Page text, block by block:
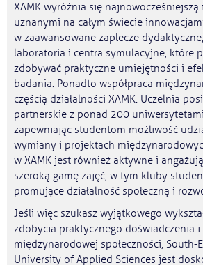
XAMK wyróżnia się
uznanymi na całym świecie
w zaawansowane zaplecze
laboratoria i centra symulacyjne, które
zdobywać praktyczne umiejętności i
badania. Ponadto współpraca
częścią działalności XAMK. Uczelnia
partnerskie z ponad 200
zapewniając studentom możliwość
wymiany i projektach
w XAMK jest również aktywne i
szeroką gamę zajęć, w tym kluby
promujące działalność społeczną i
Jeśli więc szukasz wyjątkowego
zdobycia praktycznego doświadczenia i
międzynarodowej społeczności, South-
University of Applied Sciences jest